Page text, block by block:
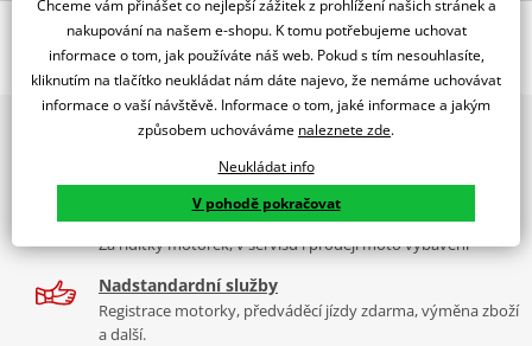
Jsme autorizovaný
dealer značky PUIG
WINDSHIELD MOD. STREAM INAZUMA 250 13' C/BLACK
Tabulka velikostí
Co když mi to nebude
PDF Mounting tips
Homologation
O výrobci
PUIG byl založen v roce 1964 ve Španělsku. Vyrábí se ve městě
Granollers poblíž Barcelony na ploše 8 000 m² v objektu, který se
dělí na 3 části: komerční, odlitkovou a kovových součástek. Již 40
let se účastní nejslavnějších závodů motocyklů po celém světě. V
naší nabídce naleznete doplňky a příslušenství například: plexi,
padací protektory a mnoho dalšího.
Zobrazit všechny produktyznačky PUIG
2x multibrand showroom
díly, to vše v Praze a Liberci
Více než 30 let zkušeností
Za řídítky motorek, v servisu i prodeji moto vybavení
Nadstandardní služby
Registrace motorky, předváděcí jízdy zdarma, výměna zboží
a další.
Chceme vám přinášet co nejlepší zážitek z prohlížení našich stránek a
nakupování na našem e-shopu. K tomu potřebujeme uchovat
informace o tom, jak používáte náš web. Pokud s tím nesouhlasíte,
kliknutím na tlačítko neukládat nám dáte najevo, že nemáme uchovávat
informace o vaší návštěvě. Informace o tom, jaké informace a jakým
způsobem uchováváme naleznete zde.
Neukládat info
V pohodě pokračovat